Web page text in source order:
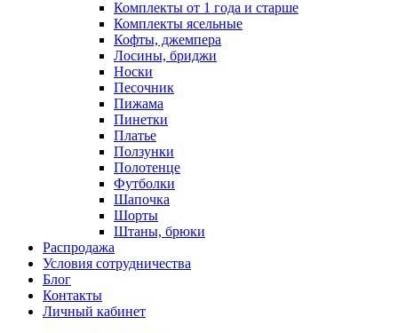
Комплекты от 1 года и старше
Комплекты ясельные
Кофты, джемпера
Лосины, бриджи
Носки
Песочник
Пижама
Пинетки
Платье
Ползунки
Полотенце
Футболки
Шапочка
Шорты
Штаны, брюки
Распродажа
Условия сотрудничества
Блог
Контакты
Личный кабинет